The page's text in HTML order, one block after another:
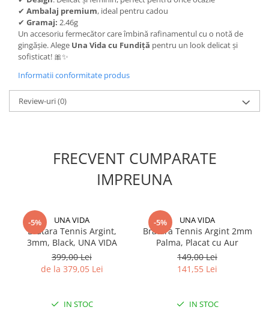
✔ Ambalaj premium, ideal pentru cadou
✔ Gramaj: 2.46g
Un accesoriu fermecător care îmbină rafinamentul cu o notă de
gingășie. Alege Una Vida cu Fundiță pentru un look delicat și
sofisticat! 🎀✨
Informatii conformitate produs
Review-uri(0)
FRECVENT CUMPARATE
IMPREUNA
-5% UNA VIDA
Bratara Tennis Argint,
3mm, Black, UNA VIDA
399,00 Lei
de la 379,05 Lei
IN STOC
-5% UNA VIDA
Bratara Tennis Argint 2mm
Palma, Placat cu Aur
149,00 Lei
141,55 Lei
IN STOC